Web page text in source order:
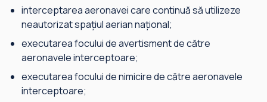
interceptarea aeronavei care continuă să utilizeze
neautorizat spațiul aerian național;
executarea focului de avertisment de către
aeronavele interceptoare;
executarea focului de nimicire de către aeronavele
interceptoare;